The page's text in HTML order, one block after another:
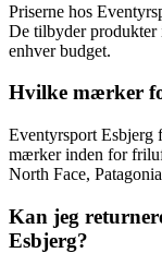
Priserne hos
De tilbyder produkter
enhver budget.
Hvilke mærker
Eventyrsport Esbjerg
mærker inden for
North Face,
Kan jeg
Esbjerg?